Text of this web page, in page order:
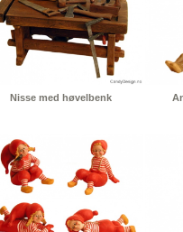
Nisse med høvelbenk